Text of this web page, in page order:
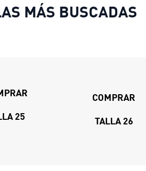
MÁS BUSCADAS
25
COMPRAR
TALLA 26